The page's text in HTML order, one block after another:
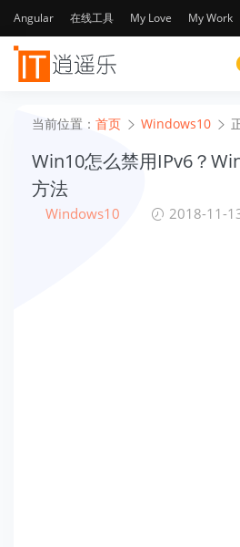
Angular 在线工具 My Love My Work
当前位置： 首页 Windows10
Win10怎么禁用IPv6？
方法
Windows10 2018-11-